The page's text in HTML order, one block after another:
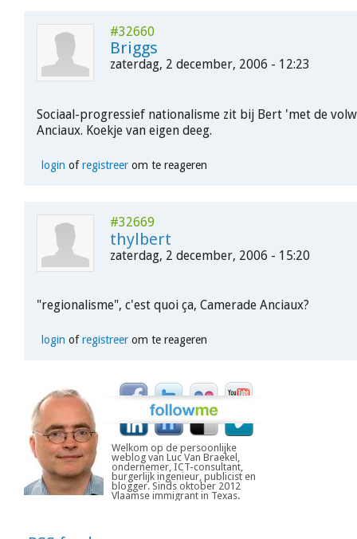
#32660
Briggs
zaterdag, 2 december, 2006 - 12:23
Sociaal-progressief nationalisme zit bij Bert 'met de
Anciaux. Koekje van eigen deeg.
login ofregistreerom te reageren
#32669
thylbert
zaterdag, 2 december, 2006 - 15:20
"regionalisme", c'est quoi ça, Camerade Anciaux?
login ofregistreerom te reageren
Welkom op de persoonlijke
weblog van Luc Van Braekel,
ondernemer, ICT-consultant,
burgerlijk ingenieur, publicist en
blogger. Sinds oktober 2012
Vlaamse immigrant in Texas.